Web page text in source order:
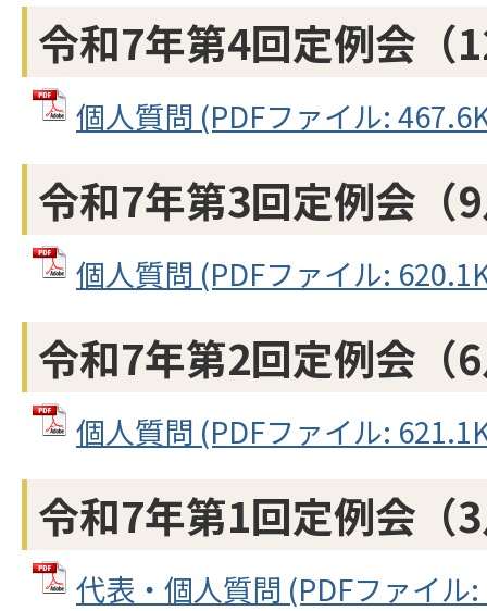
令和7年第4回定例会（
個人質問 (PDFファイル:
令和7年第3回定例会（
個人質問 (PDFファイル:
令和7年第2回定例会（
個人質問 (PDFファイル:
令和7年第1回定例会（
代表・個人質問 (PDFファイル